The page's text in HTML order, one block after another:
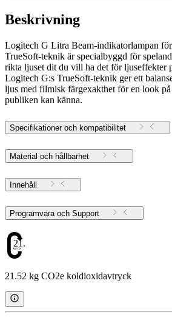
Beskrivning
Logitech G Litra Beam-indikatorlampan
TrueSoft-teknik är specialbyggd för
rikta ljuset dit du vill ha det för ljuseffekter
Logitech G:s TrueSoft-teknik ger ett
ljus med filmisk färgexakthet för en look
publiken kan känna.
Specifikationer och kompatibilitet
Material och hållbarhet
Innehåll
Programvara och Support
21.52
21.52 kg CO2e koldioxidavtryck